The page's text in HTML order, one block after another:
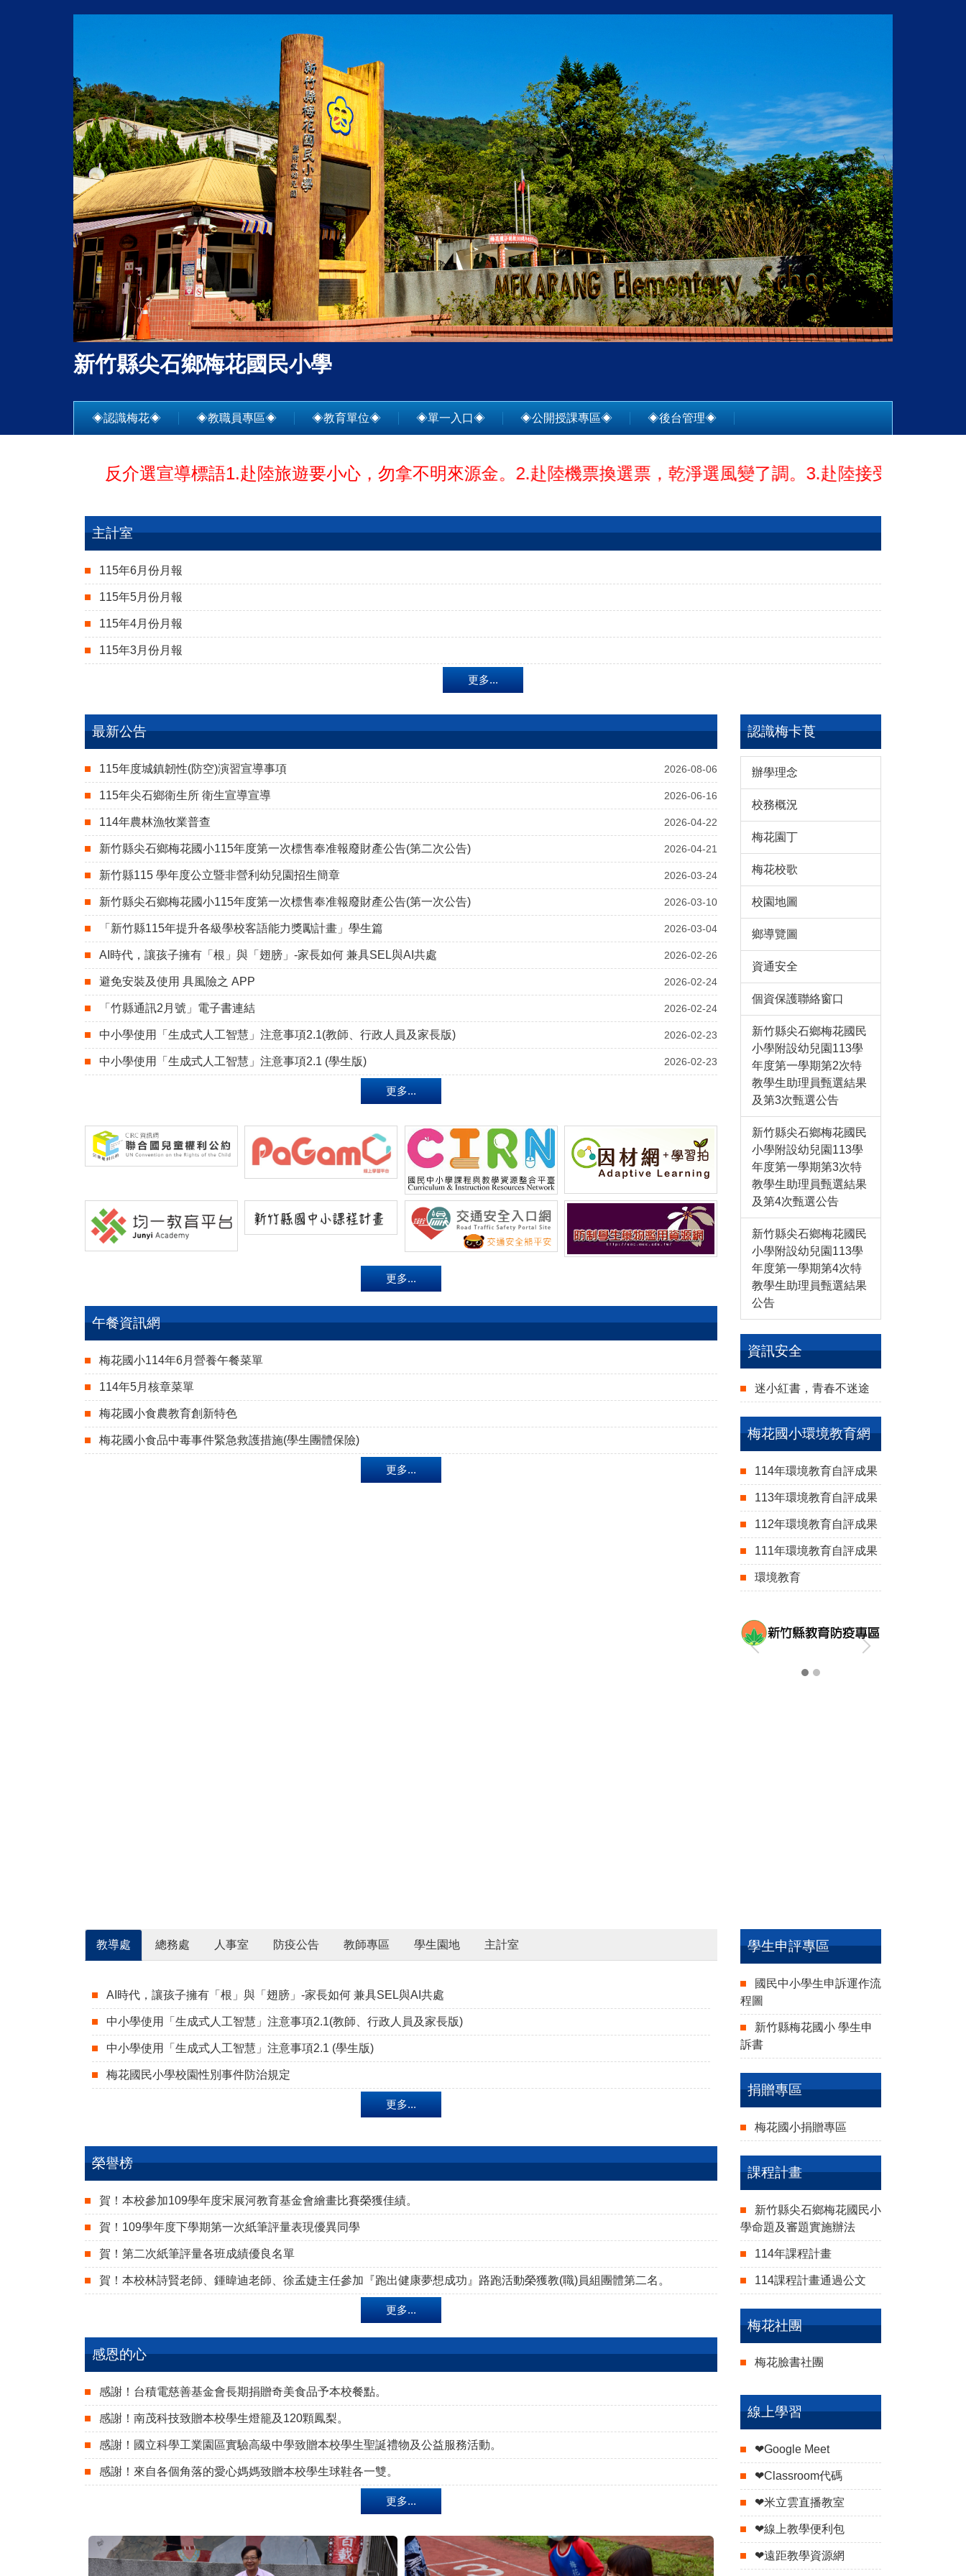
新竹縣尖石鄉梅花國民小學
◈認識梅花◈ ◈教職員專區◈ ◈教育單位◈ ◈單一入口◈ ◈公開授課專區◈ ◈後台管理◈
反介選宣導標語1.赴陸旅遊要小心，勿拿不明來源金。2.赴陸機票換選票，乾淨選風變了調。3.赴陸接受落地招待，
主計室
115年6月份月報
115年5月份月報
115年4月份月報
115年3月份月報
更多...
最新公告
115年度城鎮韌性(防空)演習宣導事項 2026-08-06
115年尖石鄉衛生所 衛生宣導宣導 2026-06-16
114年農林漁牧業普查 2026-04-22
新竹縣尖石鄉梅花國小115年度第一次標售奉准報廢財產公告(第二次公告) 2026-04-21
新竹縣115 學年度公立暨非營利幼兒園招生簡章 2026-03-24
新竹縣尖石鄉梅花國小115年度第一次標售奉准報廢財產公告(第一次公告) 2026-03-10
「新竹縣115年提升各級學校客語能力獎勵計畫」學生篇 2026-03-04
AI時代，讓孩子擁有「根」與「翅膀」-家長如何 兼具SEL與AI共處 2026-02-26
避免安裝及使用 具風險之 APP 2026-02-24
「竹縣通訊2月號」電子書連結 2026-02-24
中小學使用「生成式人工智慧」注意事項2.1(教師、行政人員及家長版) 2026-02-23
中小學使用「生成式人工智慧」注意事項2.1 (學生版) 2026-02-23
更多...
更多...
午餐資訊網
梅花國小114年6月營養午餐菜單
114年5月核章菜單
梅花國小食農教育創新特色
梅花國小食品中毒事件緊急救護措施(學生團體保險)
更多...
認識梅卡莨
辦學理念
校務概況
梅花園丁
梅花校歌
校園地圖
鄉導覽圖
資通安全
個資保護聯絡窗口
新竹縣尖石鄉梅花國民
小學附設幼兒園113學
年度第一學期第2次特
教學生助理員甄選結果
及第3次甄選公告
新竹縣尖石鄉梅花國民
小學附設幼兒園113學
年度第一學期第3次特
教學生助理員甄選結果
及第4次甄選公告
新竹縣尖石鄉梅花國民
小學附設幼兒園113學
年度第一學期第4次特
教學生助理員甄選結果
公告
資訊安全
迷小紅書，青春不迷途
梅花國小環境教育網
114年環境教育自評成果
113年環境教育自評成果
112年環境教育自評成果
111年環境教育自評成果
環境教育
教導處 總務處 人事室 防疫公告 教師專區 學生園地 主計室
AI時代，讓孩子擁有「根」與「翅膀」-家長如何 兼具SEL與AI共處
中小學使用「生成式人工智慧」注意事項2.1(教師、行政人員及家長版)
中小學使用「生成式人工智慧」注意事項2.1 (學生版)
梅花國民小學校園性別事件防治規定
更多...
榮譽榜
賀！本校參加109學年度宋展河教育基金會繪畫比賽榮獲佳績。
賀！109學年度下學期第一次紙筆評量表現優異同學
賀！第二次紙筆評量各班成績優良名單
賀！本校林詩賢老師、鍾暐迪老師、徐孟婕主任參加『跑出健康夢想成功』路跑活動榮獲教(職)員組團體第二名。
更多...
感恩的心
感謝！台積電慈善基金會長期捐贈奇美食品予本校餐點。
感謝！南茂科技致贈本校學生燈籠及120顆鳳梨。
感謝！國立科學工業園區實驗高級中學致贈本校學生聖誕禮物及公益服務活動。
感謝！來自各個角落的愛心媽媽致贈本校學生球鞋各一雙。
更多...
學生申評專區
國民中小學生申訴運作流
程圖
新竹縣梅花國小 學生申
訴書
捐贈專區
梅花國小捐贈專區
課程計畫
新竹縣尖石鄉梅花國民小
學命題及審題實施辦法
114年課程計畫
114課程計畫通過公文
梅花社團
梅花臉書社團
線上學習
❤Google Meet
❤Classroom代碼
❤米立雲直播教室
❤線上教學便利包
❤遠距教學資源網